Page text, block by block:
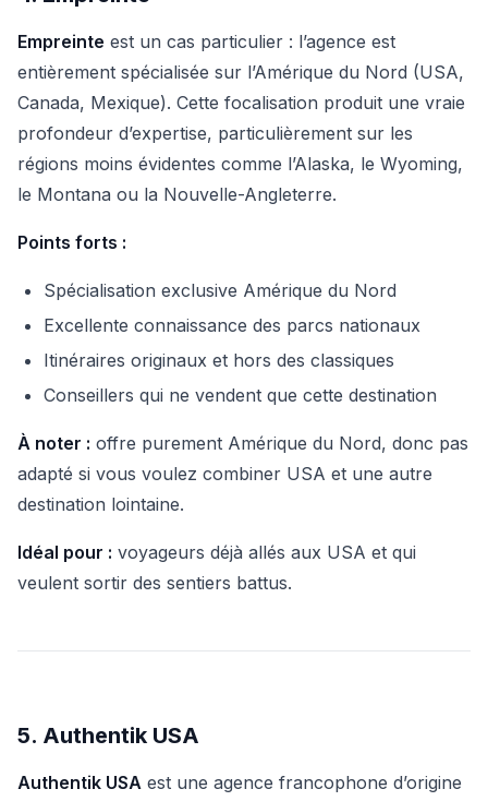
Empreinte est un cas particulier : l’agence est
entièrement spécialisée sur l’Amérique du Nord (USA,
Canada, Mexique). Cette focalisation produit une vraie
profondeur d’expertise, particulièrement sur les
régions moins évidentes comme l’Alaska, le Wyoming,
le Montana ou la Nouvelle-Angleterre.
Points forts :
Spécialisation exclusive Amérique du Nord
Excellente connaissance des parcs nationaux
Itinéraires originaux et hors des classiques
Conseillers qui ne vendent que cette destination
À noter : offre purement Amérique du Nord, donc pas
adapté si vous voulez combiner USA et une autre
destination lointaine.
Idéal pour : voyageurs déjà allés aux USA et qui
veulent sortir des sentiers battus.
5. Authentik USA
Authentik USA est une agence francophone d’origine